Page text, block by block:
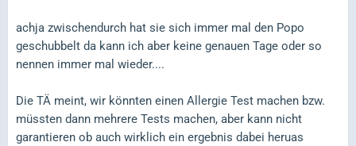
achja zwischendurch hat sie sich immer mal den Popo
geschubbelt da kann ich aber keine genauen Tage oder so
nennen immer mal wieder....
Die TÄ meint, wir könnten einen Allergie Test machen bzw.
müssten dann mehrere Tests machen, aber kann nicht
garantieren ob auch wirklich ein ergebnis dabei heruas